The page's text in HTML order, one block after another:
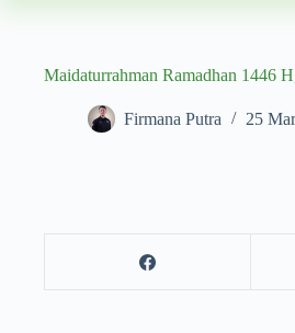
Maidaturrahman Ramadhan 1446
Firmana Putra 25